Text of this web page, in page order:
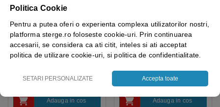
ROLA LAVETE
INDUSTRIALE Tork 90537
5.00out of 5
Adauga in cos
LAVETE INDUSTRIALE
PACHET Tork 520350
73.97
Adauga in cos
Politica Cookie
Pentru a putea oferi o experienta complexa utilizatorilor nostri,
platforma sterge.ro foloseste cookie-uri. Prin continuarea
accesarii, se considera ca ati citit, inteles si ati acceptat
politica de utilizare cookie-uri, si politica de confidentialitate.
SETARI PERSONALIZATE Accepta toate